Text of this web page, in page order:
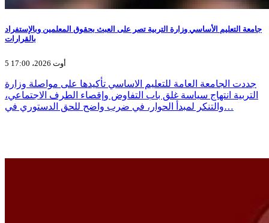
جامعة التعليم الأساسي وزارة التربية تصر على العبث بحقوق المعلمين وبالإستفراد
بالقرارات
5 أوت 2026، 17:00
جددت الجامعة العامة للتعليم الاساسي تأكيدها على مواصلة وزارة
التربية انتهاج سياسة غلق باب التفاوض وإقصاء الطرف الاجتماعي،
والتنكر لمبدأ الحوار، في ضرب واضح للحق الدستوري في…